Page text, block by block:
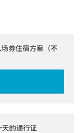
场券住宿方案（不
的通行证